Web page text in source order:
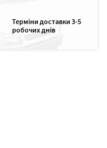
Терміни доставки 3-5
робочих днів